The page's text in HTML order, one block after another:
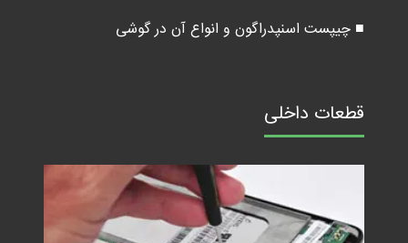
■ چیپست اسنپدراگون و انواع آن در گوشی
قطعات داخلی